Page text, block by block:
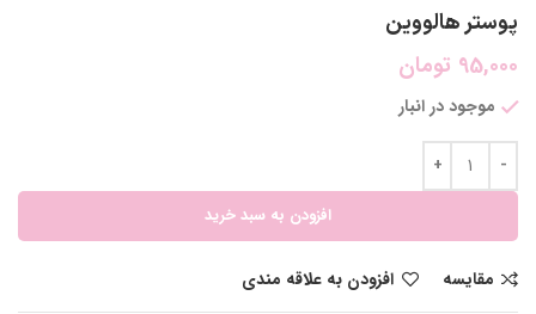
پوستر هالووین
95,000 تومان
موجود در انبار
افزودن به سبد خرید
مقایسه افزودن به علاقه مندی